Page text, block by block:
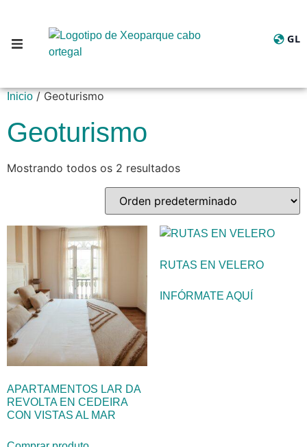
GL
Inicio/ Geoturismo
Geoturismo
Mostrando todos os 2 resultados
APARTAMENTOS LAR DA
REVOLTA EN CEDEIRA
CON VISTAS AL MAR
RUTAS EN VELERO
INFÓRMATE AQUÍ